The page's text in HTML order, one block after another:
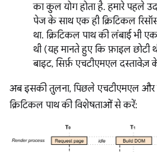
का कुल योग होता है. हमारे पहले
पेज के साथ एक ही क्रिटिकल
था. क्रिटिकल पाथ की लंबाई भी एक
थी (यह मानते हुए कि फ़ाइल
बाइट, सिर्फ़ एचटीएमएल दस्तावेज़
अब इसकी तुलना, पिछले एचटीएमएल
क्रिटिकल पाथ की विशेषताओं से करें: